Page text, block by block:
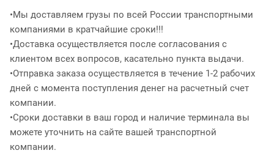
•Мы доставляем грузы по всей России транспортными
компаниями в кратчайшие сроки!!!
•Доставка осуществляется после согласования с
клиентом всех вопросов, касательно пункта выдачи.
•Отправка заказа осуществляется в течение 1-2 рабочих
дней с момента поступления денег на расчетный счет
компании.
•Сроки доставки в ваш город и наличие терминала вы
можете уточнить на сайте вашей транспортной
компании.